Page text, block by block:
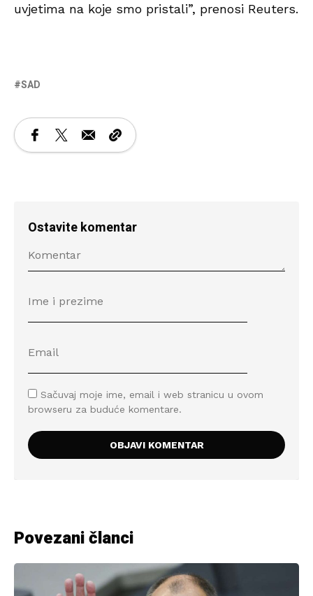
uvjetima na koje smo pristali”, prenosi Reuters.
SAD
Ostavite komentar
Sačuvaj moje ime, email i web stranicu u ovom
browseru za buduće komentare.
Povezani članci